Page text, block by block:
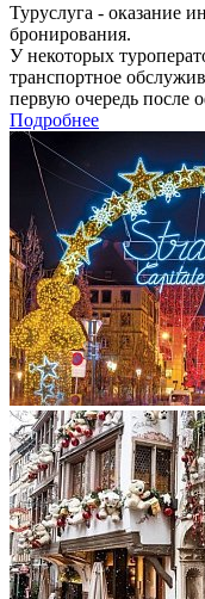
Туруслуга - оказание
бронирования.
У некоторых
транспортное
первую очередь после
Подробнее